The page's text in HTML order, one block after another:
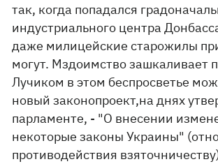
так, когда попадался
индустриального центра
даже милицейские старожилы
могут. Мздоимство зашкаливает
Лучиком в этом беспросветье
новый законопроект,на днях
парламенте, - "О внесении
некоторые законы Украины"
противодействия